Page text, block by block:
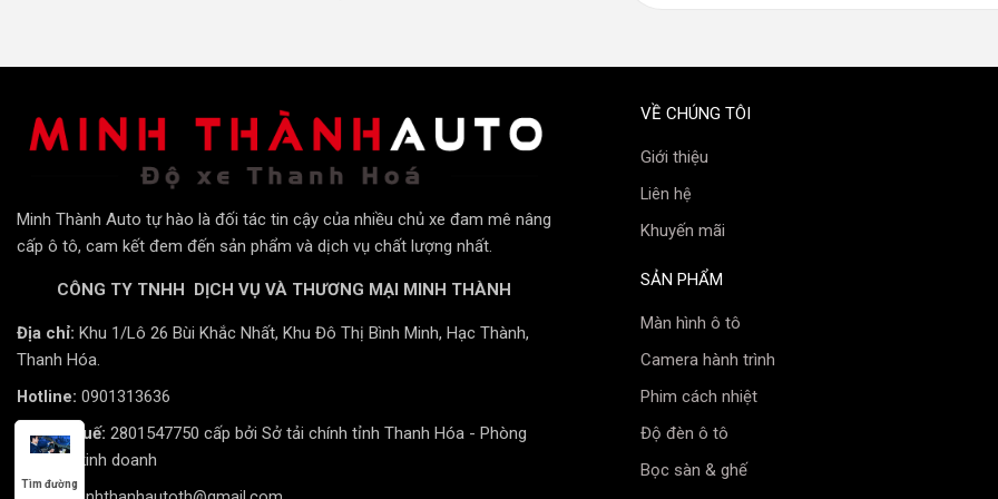
Tiết kiệm năng lượng và tuổi thọ cao.
Mang lại vẻ đẹp thẩm mỹ cho xe.
Kết luận GTR AFS PRO 2024
Đèn bi liếc GTR AFS PRO 2024 là sản phẩm hoàn hảo cho những ai đang tìm kiếm một bộ đèn pha độ
cao cấp, mang lại trải nghiệm lái xe an toàn và đẳng cấp.
Giá bán
Giá bán của GTR AFS PRO 2024 hiện đang được cập nhật. Quý khách vui lòng liên hệ với đại lý Minh
Thành Auto để được tư vấn và báo giá chi tiết.
Minh Thành Auto tự hào là đối tác tin cậy của nhiều chủ xe đam mê nâng
cấp ô tô, cam kết đem đến sản phẩm và dịch vụ chất lượng nhất.
CÔNG TY TNHH DỊCH VỤ VÀ THƯƠNG MẠI MINH THÀNH
Địa chỉ: Khu 1/Lô 26 Bùi Khắc Nhất, Khu Đô Thị Bình Minh, Hạc Thành,
Thanh Hóa.
Hotline: 0901313636
Mã số thuế: 2801547750 cấp bởi Sở tải chính tỉnh Thanh Hóa - Phòng
đăng ký kinh doanh
VỀ CHÚNG TÔI
Giới thiệu
Liên hệ
Khuyến mãi
SẢN PHẨM
Màn hình ô tô
Camera hành trình
Phim cách nhiệt
Độ đèn ô tô
Bọc sàn & ghế
Tìm đường